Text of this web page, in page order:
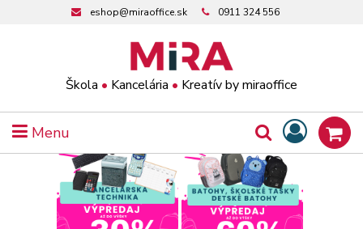
Škola • Kancelária • Kreatív by miraoffice
eshop@miraoffice.sk 0911 324 556
Menu